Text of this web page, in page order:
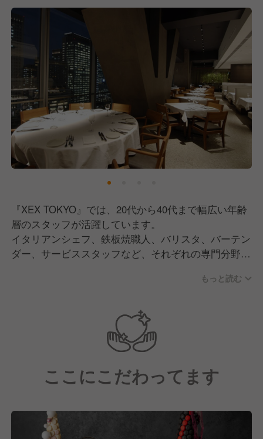
全82席の店内は、ご旅行の途中、ビジネスや記念日、
パーティーなど、幅広いシーンに対応しています。
特注の窯で焼き上げるナポリピッツァ、黒毛和牛サー
ロインなど、旬で新鮮な選りすぐりの厳選食材を使用
した料理を提供しています。
2007年11月のオープン以来、おかげさまで多くのお
客様にご来店いただいております。
これからも本物のおいしさとホスピタリティ溢れるサ
ービス、上質な空間で、お客様に至高の時間を愉しん
でいただけるレストランを目指してまいります。
そこで現在は、一緒にXEX TOKYOを盛り上げていた
だける仲間を募集中です！
『XEX TOKYO』では、20代から40代まで幅広い年齢
層のスタッフが活躍しています。
イタリアンシェフ、鉄板焼職人、バリスタ、バーテン
ダー、サービススタッフなど、それぞれの専門分野で
ンドなレストランづくりに取り組んでいます。
当店の特徴は、東京駅直結という抜群の立地で、約
880㎡の壮大な空間で繰り広げられる、洗練されたサ
ービスと上質なおもてなしです。
お客様の特別な日を演出するため、料理の説明はもち
ろん、おすすめのワイン選び、サプライズの演出ま
で、記憶に残る1日をお届けできるよう、一人ひとり
す。
もっと読む
ここにこだわってます